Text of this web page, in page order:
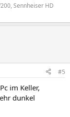
Sennheiser HD
#5
im Keller,
dunkel